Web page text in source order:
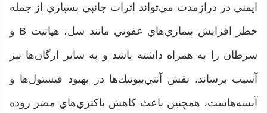
ايمني در درازمدت مي‌تواند اثرات جانبي بسياري از جمله
خطر افزايش بيماري‌هاي عفوني مانند سل، هپاتيت B و
سرطان را به همراه داشته باشد و به ساير ارگان‌ها نيز
آسيب برساند. نقش آنتي‌بيوتيك‌ها در بهبود فيستول‌ها و
آبسه‌هاست، همچنين باعث كاهش باكتري‌هاي مضر روده